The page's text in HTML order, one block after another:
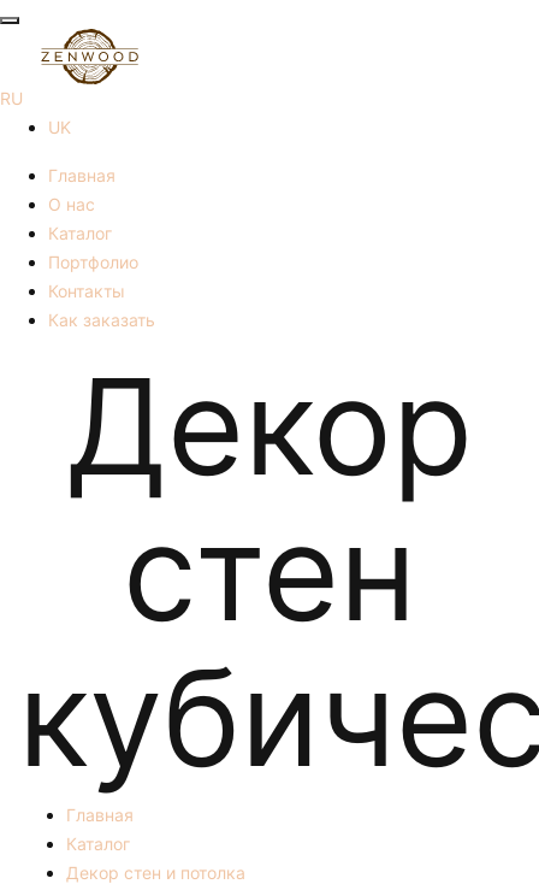
RU
UK
Главная
О нас
Каталог
Портфолио
Контакты
Как заказать
Декор
стен
Главная
Каталог
Декор стен и потолка